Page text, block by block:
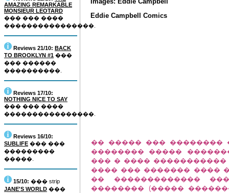
AMAZING REMARKABLE
MONSIEUR LEOTARD
��� ��� ����
����������������.
Reviews 21/10: BACK
TO BROOKLYN #1 ���
��� ������
����������.
Reviews 17/10:
NOTHING NICE TO SAY
��� ��� ����
����������������.
Reviews 16/10:
SUBLIFE ��� ���
���������
�����.
15/10: ��� strip
JANE'S WORLD ���
Eddie Campbell Comics
�� ����� ��� ��������
�������� �����
��� � ����
���� ��� ������� ����
�� �������������
�������� (�����